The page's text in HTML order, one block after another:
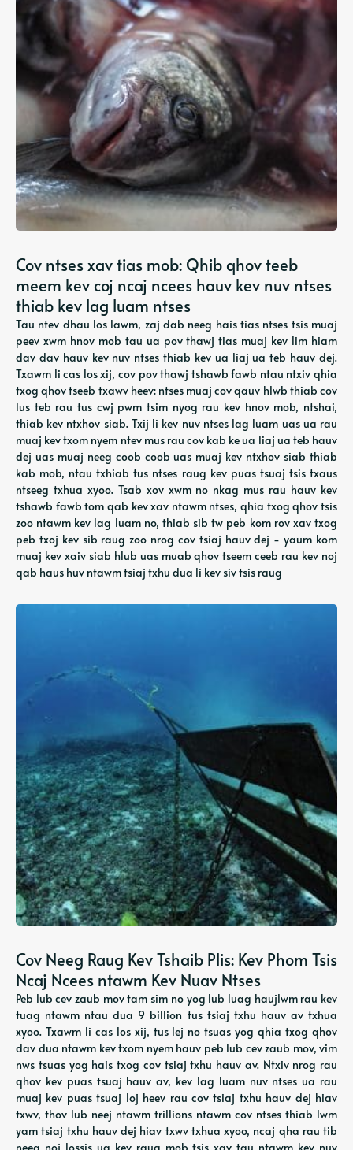
Cov ntses xav tias mob: Qhib qhov teeb
meem kev coj ncaj ncees hauv kev nuv ntses
thiab kev lag luam ntses
Tau ntev dhau los lawm, zaj dab neeg hais tias ntses tsis muaj
peev xwm hnov ​​​​​​mob tau ua pov thawj tias muaj kev lim hiam
dav dav hauv kev nuv ntses thiab kev ua liaj ua teb hauv dej.
Txawm li cas los xij, cov pov thawj tshawb fawb ntau ntxiv qhia
txog qhov tseeb txawv heev: ntses muaj cov qauv hlwb thiab cov
lus teb rau tus cwj pwm tsim nyog rau kev hnov ​​​​​​mob, ntshai,
thiab kev ntxhov siab. Txij li kev nuv ntses lag luam uas ua rau
muaj kev txom nyem ntev mus rau cov kab ke ua liaj ua teb hauv
dej uas muaj neeg coob coob uas muaj kev ntxhov siab thiab
kab mob, ntau txhiab tus ntses raug kev puas tsuaj tsis txaus
ntseeg txhua xyoo. Tsab xov xwm no nkag mus rau hauv kev
tshawb fawb tom qab kev xav ntawm ntses, qhia txog qhov tsis
zoo ntawm kev lag luam no, thiab sib tw peb kom rov xav txog
peb txoj kev sib raug zoo nrog cov tsiaj hauv dej - yaum kom
muaj kev xaiv siab hlub uas muab qhov tseem ceeb rau kev noj
qab haus huv ntawm tsiaj txhu dua li kev siv tsis raug
Cov Neeg Raug Kev Tshaib Plis: Kev Phom Tsis
Ncaj Ncees ntawm Kev Nuav Ntses
Peb lub cev zaub mov tam sim no yog lub luag haujlwm rau kev
tuag ntawm ntau dua 9 billion tus tsiaj txhu hauv av txhua
xyoo. Txawm li cas los xij, tus lej no tsuas yog qhia txog qhov
dav dua ntawm kev txom nyem hauv peb lub cev zaub mov, vim
nws tsuas yog hais txog cov tsiaj txhu hauv av. Ntxiv nrog rau
qhov kev puas tsuaj hauv av, kev lag luam nuv ntses ua rau
muaj kev puas tsuaj loj heev rau cov tsiaj txhu hauv dej hiav
txwv, thov lub neej ntawm trillions ntawm cov ntses thiab lwm
yam tsiaj txhu hauv dej hiav txwv txhua xyoo, ncaj qha rau tib